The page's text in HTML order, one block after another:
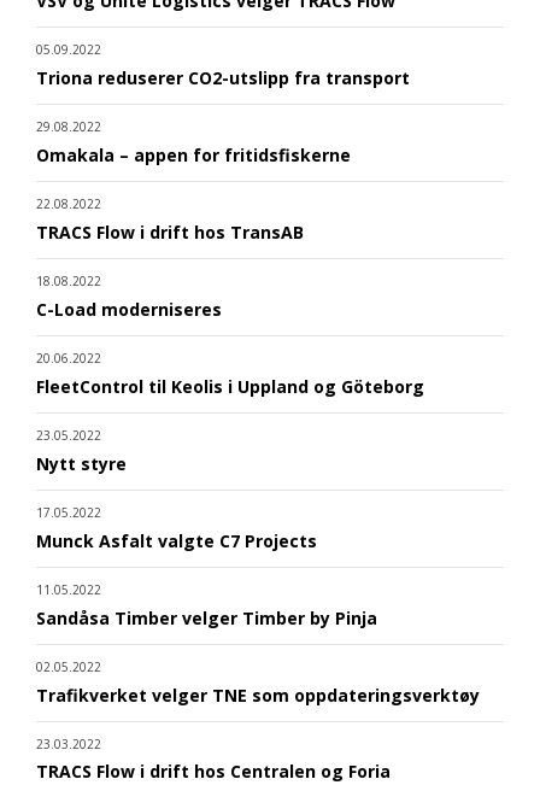
05.09.2022
Triona reduserer CO2-utslipp fra transport
29.08.2022
Omakala – appen for fritidsfiskerne
22.08.2022
TRACS Flow i drift hos TransAB
18.08.2022
C-Load moderniseres
20.06.2022
FleetControl til Keolis i Uppland og Göteborg
23.05.2022
Nytt styre
17.05.2022
Munck Asfalt valgte C7 Projects
11.05.2022
Sandåsa Timber velger Timber by Pinja
02.05.2022
Trafikverket velger TNE som oppdateringsverktøy
23.03.2022
TRACS Flow i drift hos Centralen og Foria